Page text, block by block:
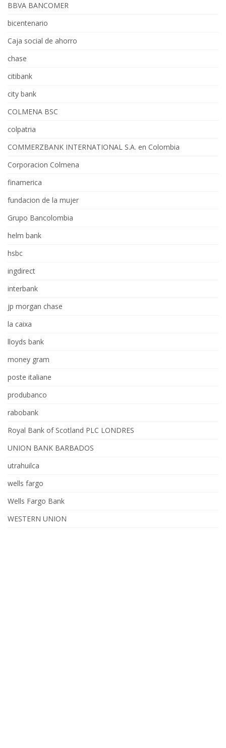
BBVA BANCOMER
bicentenario
Caja social de ahorro
chase
citibank
city bank
COLMENA BSC
colpatria
COMMERZBANK INTERNATIONAL S.A. en Colombia
Corporacion Colmena
finamerica
fundacion de la mujer
Grupo Bancolombia
helm bank
hsbc
ingdirect
interbank
jp morgan chase
la caixa
lloyds bank
money gram
poste italiane
produbanco
rabobank
Royal Bank of Scotland PLC LONDRES
UNION BANK BARBADOS
utrahuilca
wells fargo
Wells Fargo Bank
WESTERN UNION